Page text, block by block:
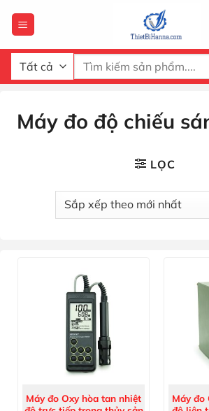
đến
dung
Tìm
kiếm:
Máy đo độ chiếu
LỌC
Máy đo Oxy hòa tan nhiệt
Máy đo